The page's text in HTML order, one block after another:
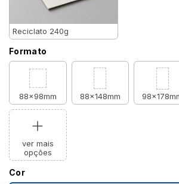
Reciclato 240g
Formato
88x98mm 88x148mm
ver mais
opções
Cor